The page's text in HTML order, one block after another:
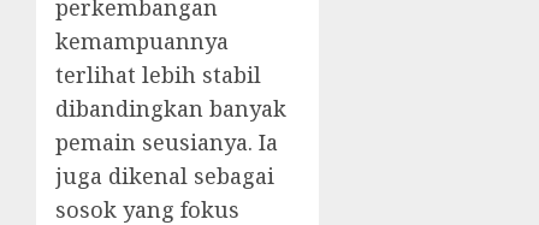
perkembangan
kemampuannya
terlihat lebih stabil
dibandingkan banyak
pemain seusianya. Ia
juga dikenal sebagai
sosok yang fokus